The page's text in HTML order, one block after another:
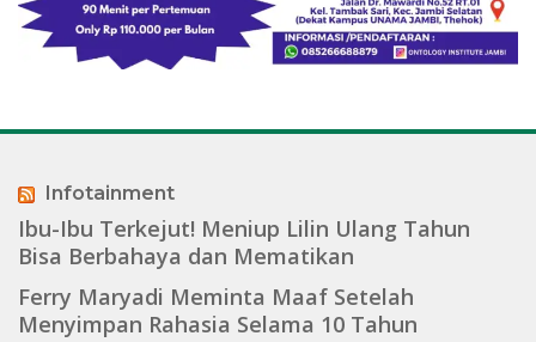
Infotainment
Ibu-Ibu Terkejut! Meniup Lilin Ulang Tahun
Bisa Berbahaya dan Mematikan
Ferry Maryadi Meminta Maaf Setelah
Menyimpan Rahasia Selama 10 Tahun